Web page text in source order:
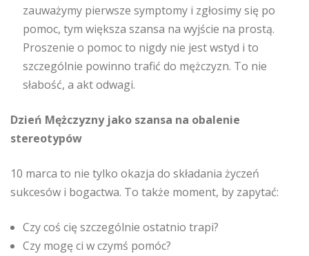
zauważymy pierwsze symptomy i zgłosimy się po
pomoc, tym większa szansa na wyjście na prostą.
Proszenie o pomoc to nigdy nie jest wstyd i to
szczególnie powinno trafić do mężczyzn. To nie
słabość, a akt odwagi.
Dzień Mężczyzny jako szansa na obalenie
stereotypów
10 marca to nie tylko okazja do składania życzeń
sukcesów i bogactwa. To także moment, by zapytać:
Czy coś cię szczególnie ostatnio trapi?
Czy mogę ci w czymś pomóc?